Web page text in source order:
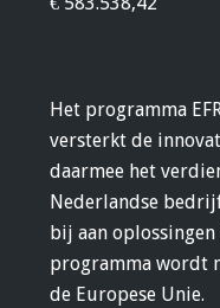
Het programma
versterkt de
daarmee het
Nederlandse
bij aan
programma wordt
de Europese Unie.